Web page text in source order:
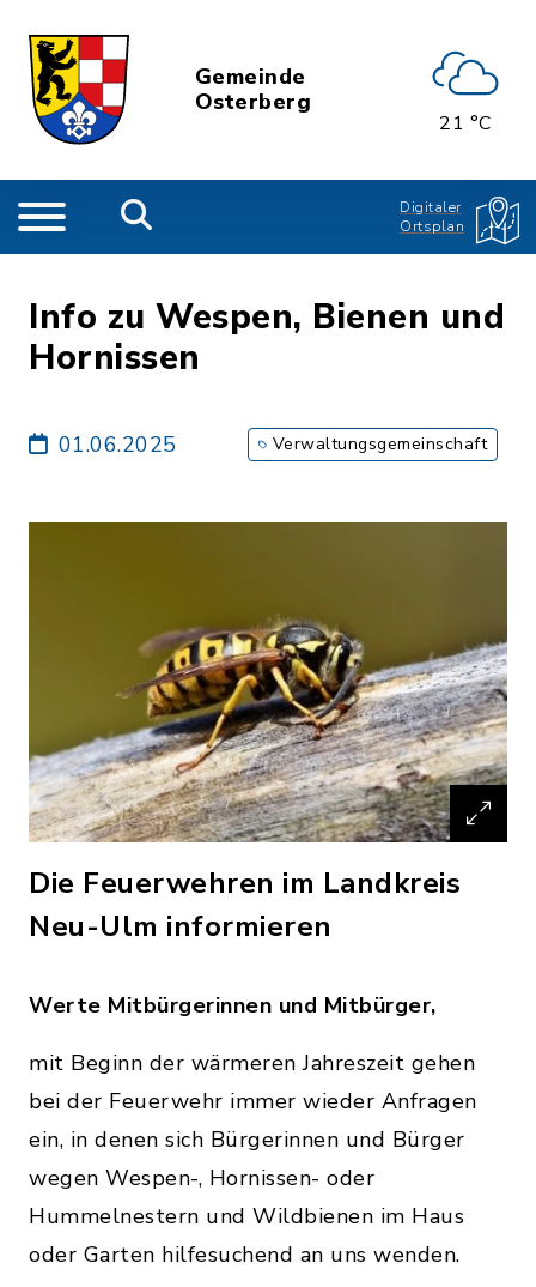
Gemeinde
Osterberg
21 °C
Digitaler
Ortsplan
Info zu Wespen, Bienen und
Hornissen
01.06.2025 Verwaltungsgemeinschaft
Die Feuerwehren im Landkreis
Neu-Ulm informieren
Werte Mitbürgerinnen und Mitbürger,
mit Beginn der wärmeren Jahreszeit gehen
bei der Feuerwehr immer wieder Anfragen
ein, in denen sich Bürgerinnen und Bürger
wegen Wespen-, Hornissen- oder
Hummelnestern und Wildbienen im Haus
oder Garten hilfesuchend an uns wenden.